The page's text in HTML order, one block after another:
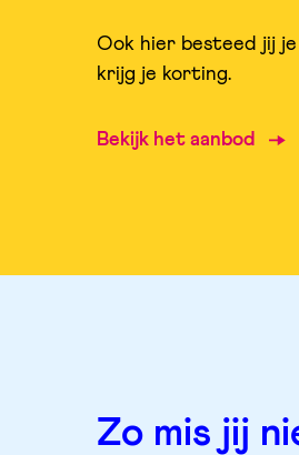
Ook hier besteed jij
krijg je korting.
Bekijk het aanbod
Zo mis jij